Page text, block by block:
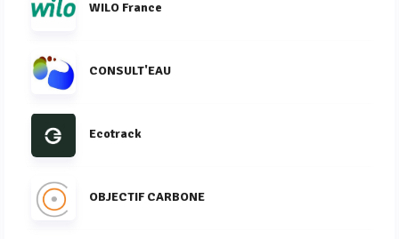
WILO France
CONSULT'EAU
Ecotrack
OBJECTIF CARBONE